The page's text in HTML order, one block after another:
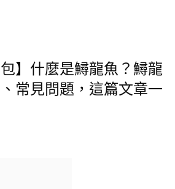
包】什麼是鱘龍魚？鱘龍
常見問題，這篇文章一